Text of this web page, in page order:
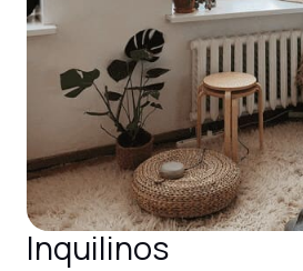
Inquilinos